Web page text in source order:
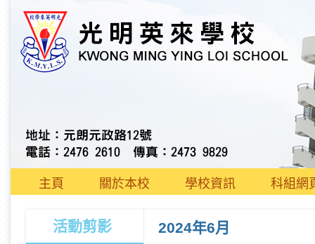
主頁 關於本校 學校資訊 科組網
活動剪影 2024年6月